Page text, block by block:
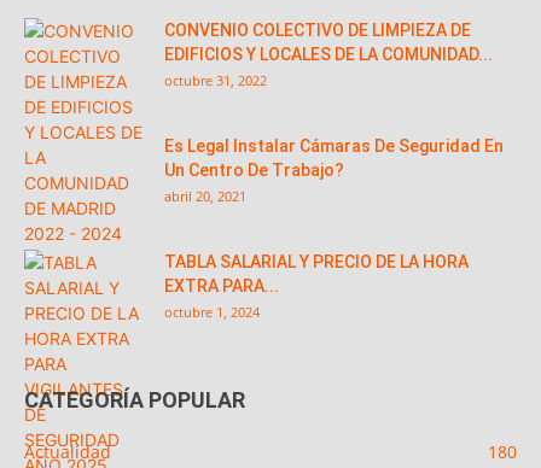
CONVENIO COLECTIVO DE LIMPIEZA DE
EDIFICIOS Y LOCALES DE LA COMUNIDAD...
octubre 31, 2022
Es Legal Instalar Cámaras De Seguridad En
Un Centro De Trabajo?
abril 20, 2021
TABLA SALARIAL Y PRECIO DE LA HORA
EXTRA PARA...
octubre 1, 2024
CATEGORÍA POPULAR
Actualidad 180